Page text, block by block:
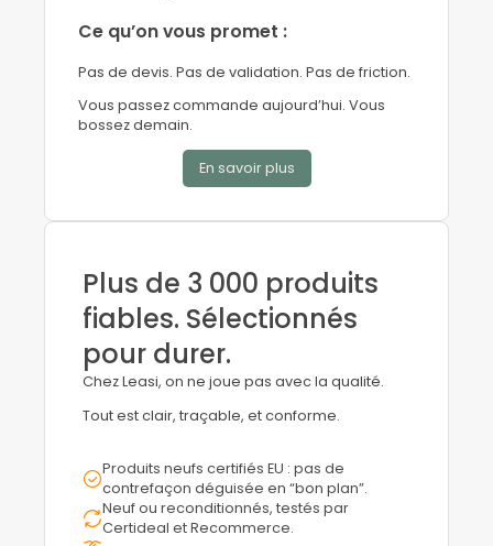
Ce qu’on vous promet :
Pas de devis. Pas de validation. Pas de friction.
Vous passez commande aujourd’hui. Vous
bossez demain.
En savoir plus
Plus de 3 000 produits
fiables. Sélectionnés
pour durer.
Chez Leasi, on ne joue pas avec la qualité.
Tout est clair, traçable, et conforme.
Produits neufs certifiés EU : pas de
contrefaçon déguisée en “bon plan”.
Neuf ou reconditionnés, testés par
Certideal et Recommerce.